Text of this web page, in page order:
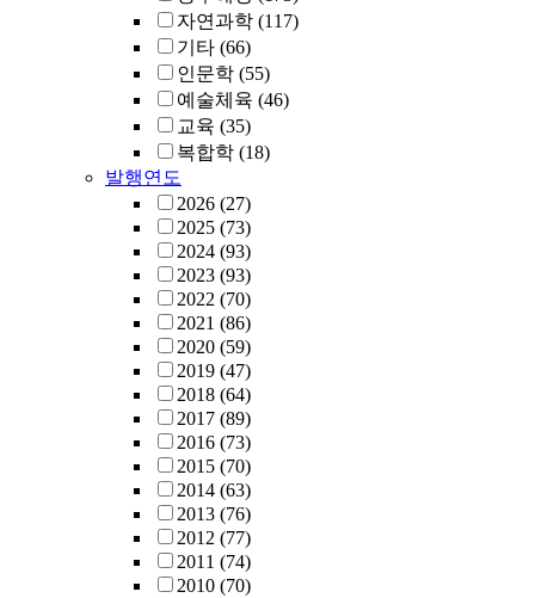
자연과학 (117)
기타 (66)
인문학 (55)
예술체육 (46)
교육 (35)
복합학 (18)
발행연도
2026 (27)
2025 (73)
2024 (93)
2023 (93)
2022 (70)
2021 (86)
2020 (59)
2019 (47)
2018 (64)
2017 (89)
2016 (73)
2015 (70)
2014 (63)
2013 (76)
2012 (77)
2011 (74)
2010 (70)